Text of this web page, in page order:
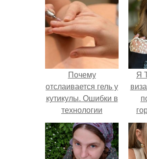
Почему
отслаивается гель у
кутикулы. Ошибки в
технологии
маникюра
Я